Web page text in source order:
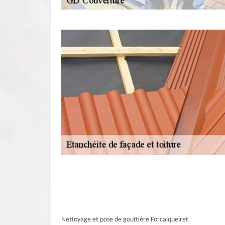
Nettoyage et pose de gouttière Forcalqueiret